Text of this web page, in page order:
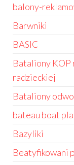
balony-
Barwniki
BASIC
Bataliony KOP
radzieckiej
Bataliony
bateau boat
Bazyliki
Beatyfikowani